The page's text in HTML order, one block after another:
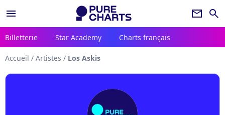
menu newsletter search
Billetterie Star Academy Charts français
Accueil / Artistes / Los Askis